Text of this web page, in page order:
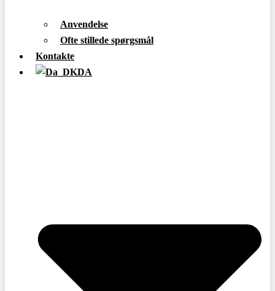
Anvendelse
Ofte stillede spørgsmål
Kontakte
DA